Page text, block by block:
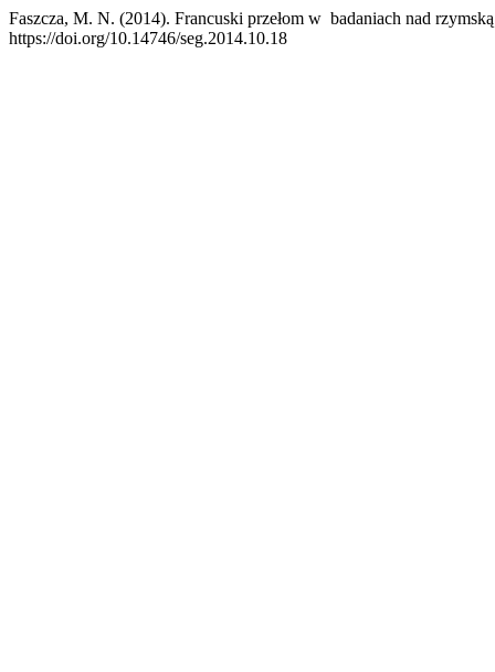
Faszcza, M. N. (2014). Francuski przełom w badaniach nad
https://doi.org/10.14746/seg.2014.10.18